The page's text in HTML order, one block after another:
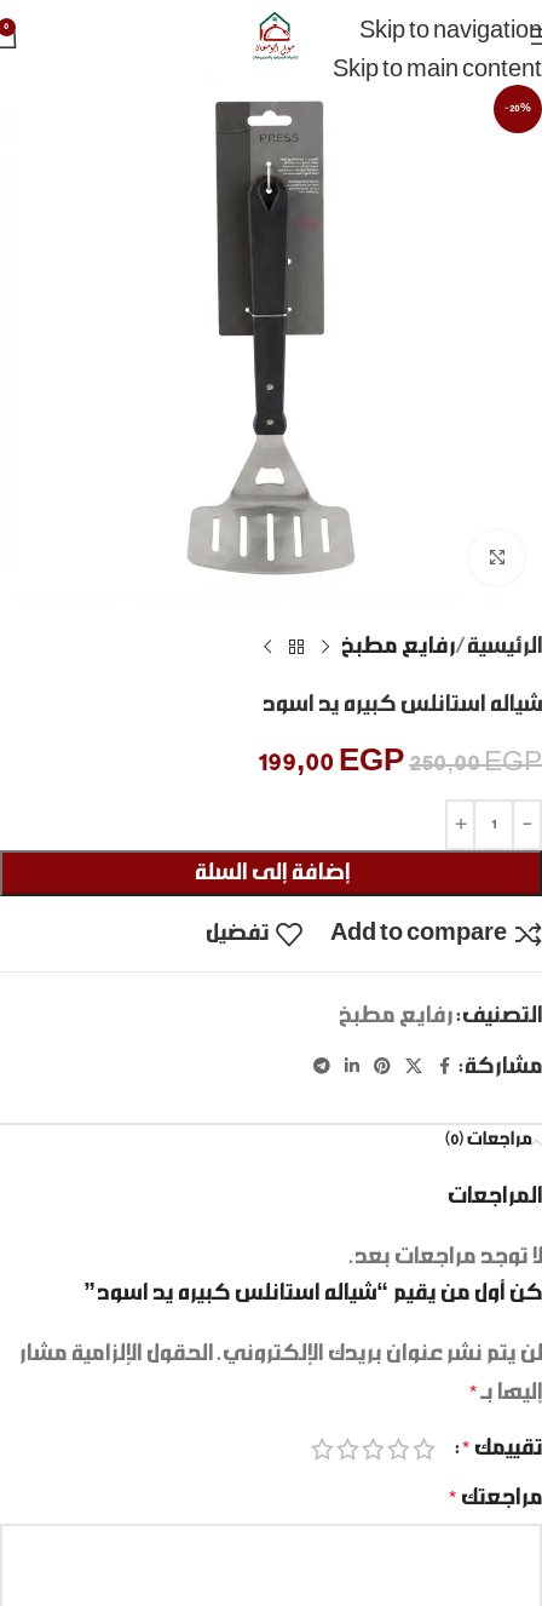
Skip to navigation
Skip to main content
0
-20%
Click to enlarge
الرئيسية رفايع مطبخ
شياله استانلس كبيره يد اسود
250,00EGP
199,00 EGP
إضافة إلى السلة
Add to compare تفضيل
التصنيف:رفايع مطبخ
مشاركة:
مراجعات (0)
المراجعات
لا توجد مراجعات بعد.
كن أول من يقيم “شياله استانلس كبيره يد اسود”
لن يتم نشر عنوان بريدك الإلكتروني. الحقول الإلزامية مشار
إليها بـ *
تقييمك *
مراجعتك *